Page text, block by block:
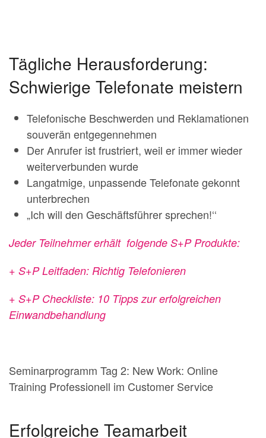
Tägliche Herausforderung:
Schwierige Telefonate meistern
Telefonische Beschwerden und Reklamationen
souverän entgegennehmen
Der Anrufer ist frustriert, weil er immer wieder
weiterverbunden wurde
Langatmige, unpassende Telefonate gekonnt
unterbrechen
„Ich will den Geschäftsführer sprechen!‘‘
Jeder Teilnehmer erhält folgende S+P Produkte:
+ S+P Leitfaden: Richtig Telefonieren
+ S+P Checkliste: 10 Tipps zur erfolgreichen
Einwandbehandlung
Seminarprogramm Tag 2: New Work: Online
Training Professionell im Customer Service
Erfolgreiche Teamarbeit